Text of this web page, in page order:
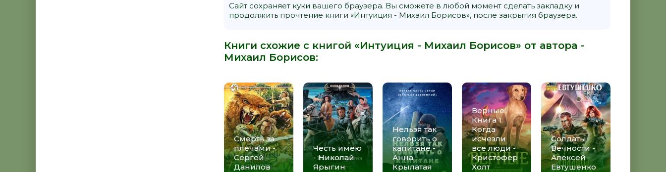
Сайт сохраняет куки вашего браузера. Вы сможете в любой момент сделать закладку и
продолжить прочтение книги «Интуиция - Михаил Борисов», после закрытия браузера.
Книги схожие с книгой «Интуиция - Михаил Борисов» от автора -
Михаил Борисов:
Смерть за
плечами -
Сергей
Данилов
Честь имею
- Николай
Ярыгин
Нельзя так
говорить о
капитане -
Анна
Крылатая
Верные.
Книга 1.
Когда
исчезли
все люди -
Кристофер
Холт
Солдаты
Вечности -
Алексей
Евтушенко